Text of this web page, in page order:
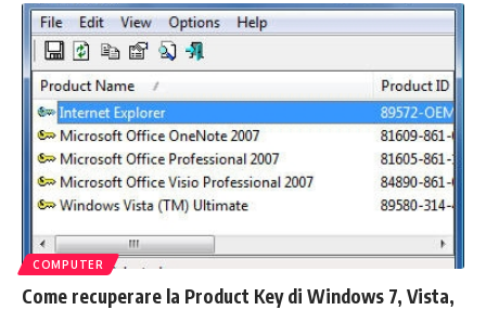
COMPUTER
Come recuperare la Product Key di Windows 7, Vista,